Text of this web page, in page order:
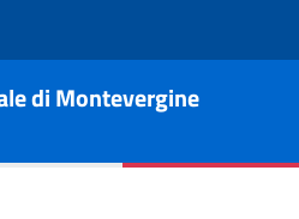
di Montevergine